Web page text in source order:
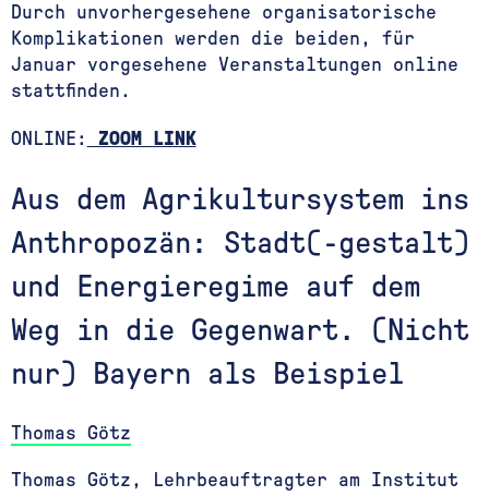
Durch unvorhergesehene organisatorische
Komplikationen werden die beiden, für
Januar vorgesehene Veranstaltungen online
stattfinden.
ONLINE: ZOOM LINK
Aus dem Agrikultursystem ins
Anthropozän: Stadt(-gestalt)
und Energieregime auf dem
Weg in die Gegenwart. (Nicht
nur) Bayern als Beispiel
Thomas Götz
Thomas Götz, Lehrbeauftragter am Institut